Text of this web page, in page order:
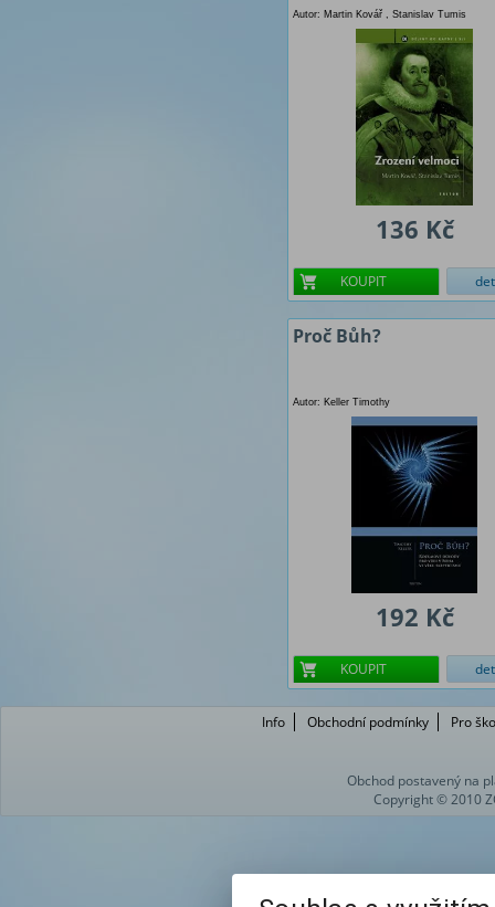
Autor: Martin Kovář , Stanislav Tumis
136 Kč
KOUPIT
Proč Bůh?
Autor: Keller Timothy
192 Kč
KOUPIT
Info Obchodní podmínky Pro
Obchod postavený na
Copyright © 2010